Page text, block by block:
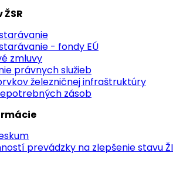
- fondy EÚ
zmluvy
právnych služieb
železničnej infraštruktúry
zásob
prevádzky na zlepšenie stavu ŽI